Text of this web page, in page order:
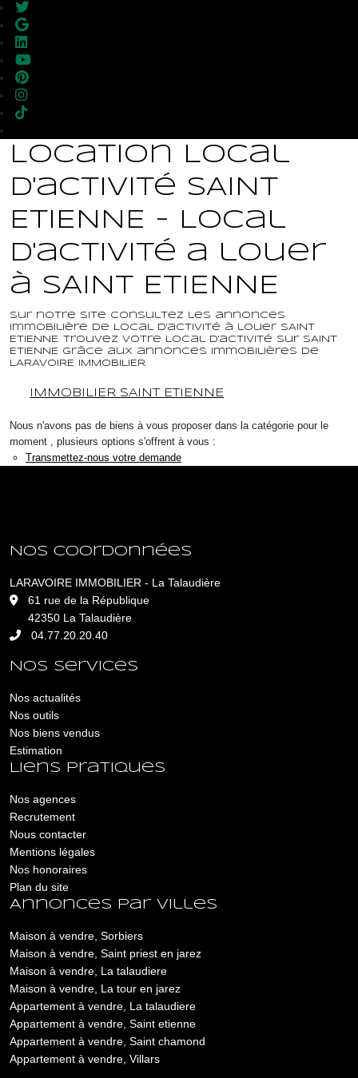
Location Local
d'activité SAINT
ETIENNE - Local
d'activité a louer
à SAINT ETIENNE
Sur notre site consultez les annonces
immobilière de Local d'activité à louer SAINT
ETIENNE. Trouvez votre Local d'activité sur SAINT
ETIENNE grâce aux annonces immobilières de
LARAVOIRE IMMOBILIER.
IMMOBILIER SAINT ETIENNE
Nous n'avons pas de biens à vous proposer dans la catégorie pour le
moment , plusieurs options s'offrent à vous :
Transmettez-nous votre demande
Nos coordonnées
LARAVOIRE IMMOBILIER - La Talaudière
61 rue de la République
42350 La Talaudière
04.77.20.20.40
Nos services
Nos actualités
Nos outils
Nos biens vendus
Estimation
Liens pratiques
Nos agences
Recrutement
Nous contacter
Mentions légales
Nos honoraires
Plan du site
Annonces par villes
Maison à vendre, Sorbiers
Maison à vendre, Saint priest en jarez
Maison à vendre, La talaudiere
Maison à vendre, La tour en jarez
Appartement à vendre, La talaudiere
Appartement à vendre, Saint etienne
Appartement à vendre, Saint chamond
Appartement à vendre, Villars